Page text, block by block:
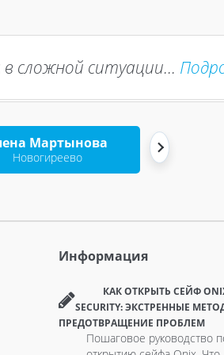
сложной ситуации...
Мартынова
Новогиреево
Информация
КАК ОТКРЫТЬ СЕЙФ
SECURITY: ЭКСТРЕННЫЕ
ПРЕДОТВРАЩЕНИЕ ПРОБЛЕМ
Пошаговое руководство